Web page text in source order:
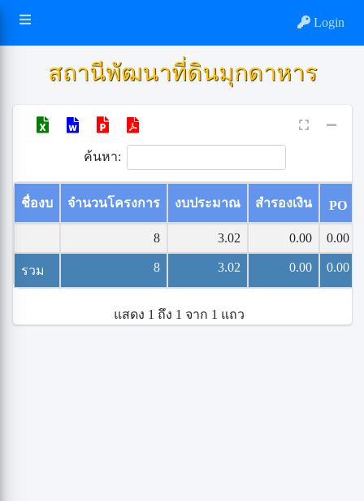
Login
สถานีพัฒนาที่ดินมุกดาหาร
ค้นหา:
ชื่องบ จำนวนโครงการ งบประมาณ สำรองเงิน PO
8 3.02 0.00 0.00
รวม 8 3.02 0.00 0.00
แสดง 1 ถึง 1 จาก 1 แถว